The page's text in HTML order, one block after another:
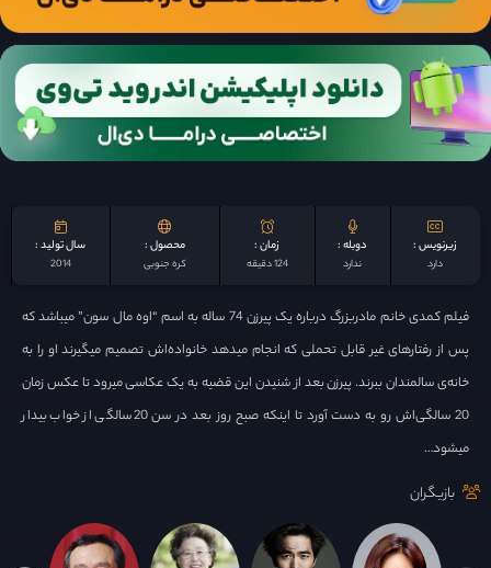
زیرنویس :
دارد
دوبله :
ندارد
زمان :
124 دقیقه
محصول :
کره جنوبی
سال تولید :
2014
فیلم کمدی خانم مادربزرگ درباره یک پیرزن 74 ساله به اسم “اوه مال سون” میباشد که
پس از رفتارهای غیر قابل تحملی که انجام میدهد خانواده‌اش تصمیم میگیرند او را به
خانه‌ی سالمندان ببرند. پیرزن بعد از شنیدن این قضیه به یک عکاسی میرود تا عکس زمان
20 سالگی‌اش رو به دست آورد تا اینکه صبح روز بعد در سن 20 سالگی از خواب بیدار
میشود…
بازیگران